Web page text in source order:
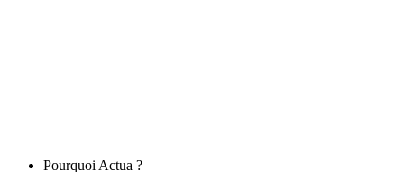
Pourquoi Actua ?